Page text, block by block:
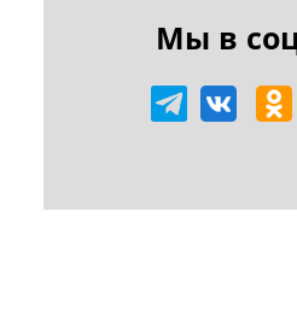
Мы в